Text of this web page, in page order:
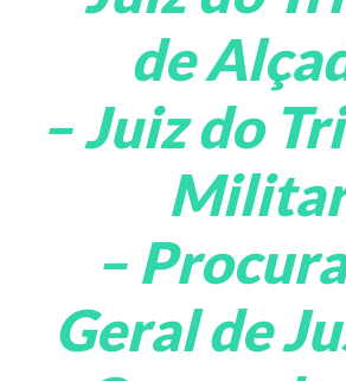
de
– Juiz do
–
Geral de